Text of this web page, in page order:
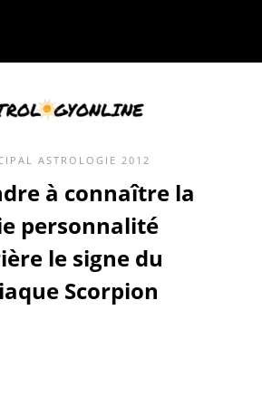
ASTROLOGIE 2012
à connaître la
personnalité
le signe du
Scorpion